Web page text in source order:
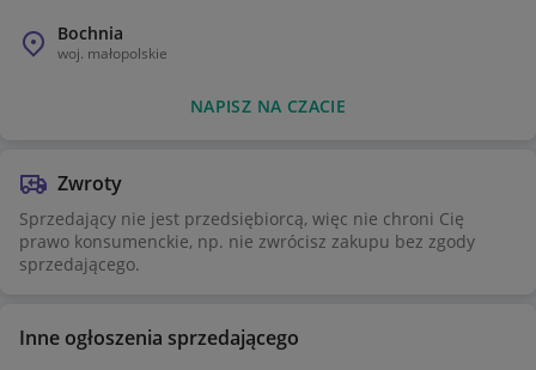
Bochnia
woj. małopolskie
NAPISZ NA CZACIE
Zwroty
Sprzedający nie jest przedsiębiorcą, więc nie chroni Cię
prawo konsumenckie, np. nie zwrócisz zakupu bez zgody
sprzedającego.
Inne ogłoszenia sprzedającego